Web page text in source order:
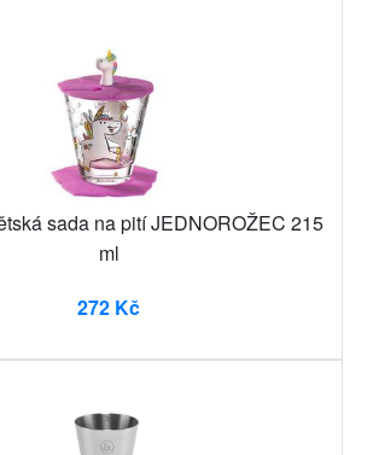
sada na pití JEDNOROŽEC 215
ml
272 Kč